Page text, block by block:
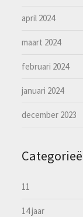
april 2024
maart 2024
februari 2024
januari 2024
december 2023
11
14 jaar